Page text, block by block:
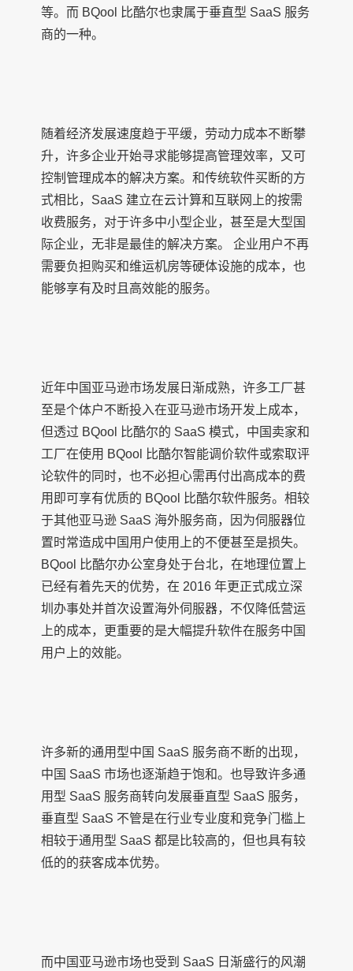
等。而 BQool 比酷尔也隶属于垂直型 SaaS 服务
商的一种。
随着经济发展速度趋于平缓，劳动力成本不断攀
升，许多企业开始寻求能够提高管理效率，又可
控制管理成本的解决方案。和传统软件买断的方
式相比，SaaS 建立在云计算和互联网上的按需
收费服务，对于许多中小型企业，甚至是大型国
际企业，无非是最佳的解决方案。 企业用户不再
需要负担购买和维运机房等硬体设施的成本，也
能够享有及时且高效能的服务。
近年中国亚马逊市场发展日渐成熟，许多工厂甚
至是个体户不断投入在亚马逊市场开发上成本，
但透过 BQool 比酷尔的 SaaS 模式，中国卖家和
工厂在使用 BQool 比酷尔智能调价软件或索取评
论软件的同时，也不必担心需再付出高成本的费
用即可享有优质的 BQool 比酷尔软件服务。相较
于其他亚马逊 SaaS 海外服务商，因为伺服器位
置时常造成中国用户使用上的不便甚至是损失。
BQool 比酷尔办公室身处于台北，在地理位置上
已经有着先天的优势，在 2016 年更正式成立深
圳办事处并首次设置海外伺服器，不仅降低营运
上的成本，更重要的是大幅提升软件在服务中国
用户上的效能。
许多新的通用型中国 SaaS 服务商不断的出现，
中国 SaaS 市场也逐渐趋于饱和。也导致许多通
用型 SaaS 服务商转向发展垂直型 SaaS 服务，
垂直型 SaaS 不管是在行业专业度和竞争门槛上
相较于通用型 SaaS 都是比较高的，但也具有较
低的的获客成本优势。
而中国亚马逊市场也受到 SaaS 日渐盛行的风潮